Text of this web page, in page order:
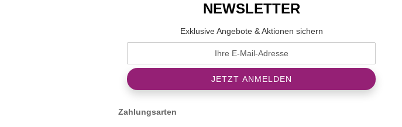
NEWSLETTER
Exklusive Angebote & Aktionen sichern
Zahlungsarten